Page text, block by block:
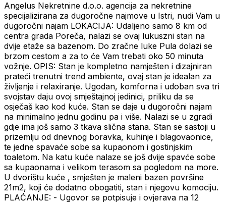
Angelus Nekretnine d.o.o. agencija za nekretnine
specijalizirana za dugoročne najmove u Istri, nudi Vam u
dugoročni najam LOKACIJA: Udaljeno samo 8 km od
centra grada Poreča, nalazi se ovaj lukuszni stan na
dvije etaže sa bazenom. Do zračne luke Pula dolazi se
brzom cestom a za to će Vam trebati oko 50 minuta
vožnje. OPIS: Stan je kompletno namješten i dizajniran
prateći trenutni trend ambiente, ovaj stan je idealan za
življenje i relaxiranje. Ugodan, komforna i udoban sva tri
svojstav daju ovoj smještajnoj jedinici, priliku da se
osječaš kao kod kuće. Stan se daje u dugoročni najam
na minimalno jednu godinu pa i više. Nalazi se u zgradi
gdje ima još samo 3 tkava slična stana. Stan se sastoji u
prizemlju od dnevnog boravka, kuhinje i blagovaonice,
te jedne spavaće sobe sa kupaonom i gostinjskim
toaletom. Na katu kuće nalaze se još dvije spavće sobe
sa kupaonama i velikom terasom sa pogledom na more.
U dvorištu kuće , smješten je maleni bazen površine
21m2, koji će dodatno obogatiti, stan i njegovu komociju.
PLAĆANJE: - Ugovor se potpisuje i ovjerava na 12